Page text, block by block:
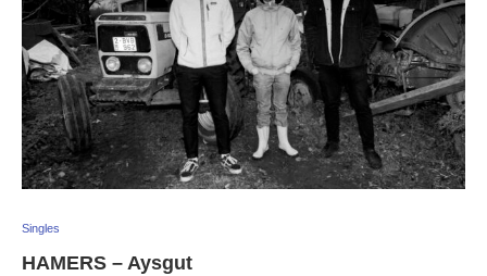
Singles
HAMERS – Aysgut